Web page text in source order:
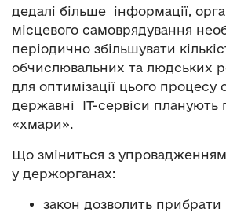
дедалі більше інформації,
місцевого самоврядування
періодично збільшувати
обчислювальних та людських
для оптимізації цього процесу
державні ІТ-сервіси планують
«хмари».
Що зміниться з
у держорганах:
закон дозволить прибрати